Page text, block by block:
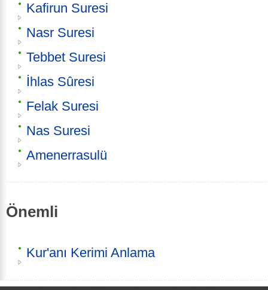
Kafirun Suresi
Nasr Suresi
Tebbet Suresi
İhlas Sûresi
Felak Suresi
Nas Suresi
Amenerrasulü
Önemli
Kur'anı Kerimi Anlama